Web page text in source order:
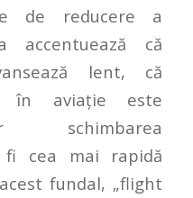
de reducere a
accentuează că
lent, că
în aviație este
schimbarea
fi cea mai rapidă
fundal, „flight